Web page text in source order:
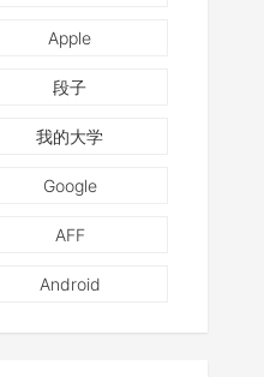
Apple
段子
我的大学
Google
AFF
Android